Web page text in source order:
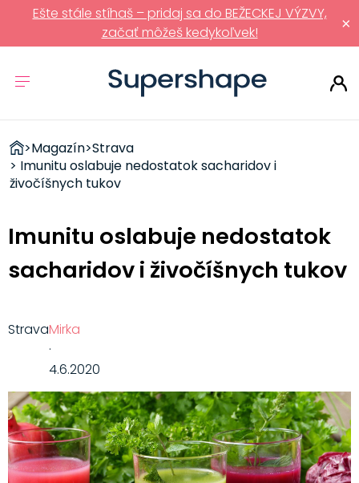
×
Ešte stále stíhaš – pridaj sa do BEŽECKEJ VÝZVY,
začať môžeš kedykoľvek!
ZDRAVÉ
RÝCHLOVKY
>Magazín>Strava
> Imunitu oslabuje nedostatok sacharidov i
živočíšnych tukov
Imunitu oslabuje nedostatok
sacharidov i živočíšnych tukov
StravaMirka
·
4.6.2020